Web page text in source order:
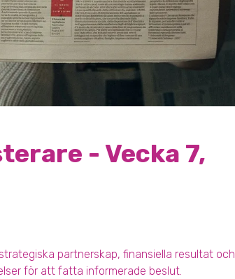
- Vecka 7,
partnerskap, finansiella resultat och
för att fatta informerade beslut.